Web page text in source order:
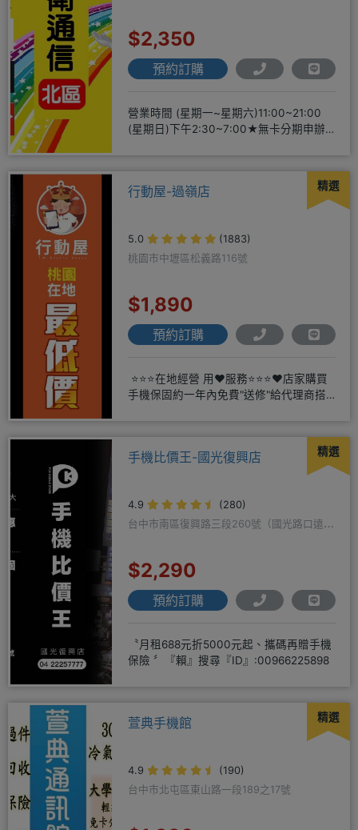
$2,350
預約訂購
營業時間 (星期一~星期六)11:00~21:00
(星期日)下午2:30~7:00★無卡分期申辦
精選
行動屋-過嶺店
5.0
(1883)
桃園市中壢區松義路116號
$1,890
預約訂購
⭐⭐⭐在地經營 用❤️服務⭐⭐⭐❤️店家購買
手機保固約一年內免費"送修"給代理商搭
精選
手機比價王-國光復興店
4.9
(280)
台中市南區復興路三段260號（國光路口遠傳
$2,290
預約訂購
〝月租688元折5000元起、攜碼再贈手機
保險 〞『賴』搜尋『ID』:00966225898
精選
萱典手機館
4.9
(190)
台中市北屯區東山路一段189之17號